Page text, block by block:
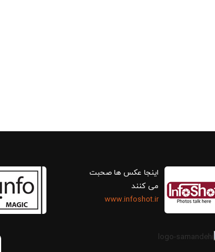
اینجا عکس ها صحبت
می کنند
www.infoshot.ir